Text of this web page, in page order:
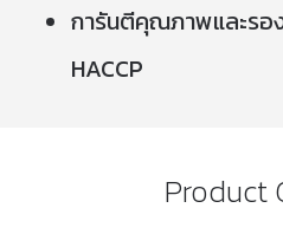
การันตีคุณภาพและรอ
HACCP
Product